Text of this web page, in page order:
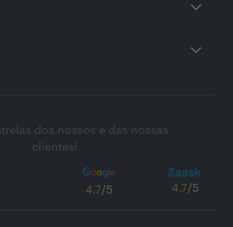
dos nossos e das nossas
clientes!
4.7/5 4.7/5